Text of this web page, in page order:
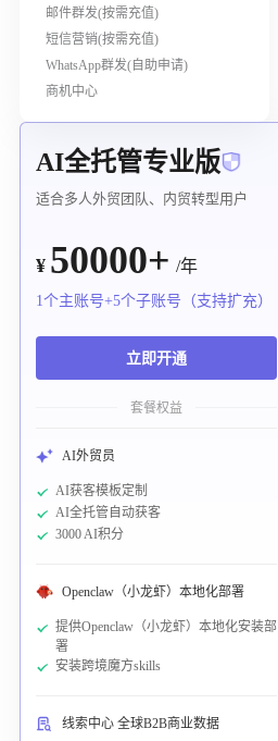
邮件群发(按需充值)
短信营销(按需充值)
WhatsApp群发(自助申请)
商机中心
AI全托管专业版
适合多人外贸团队、内贸转型用户
¥ 50000+ /年
1个主账号+5个子账号（支持扩充）
立即开通
套餐权益
AI外贸员
AI获客模板定制
AI全托管自动获客
3000 AI积分
Openclaw（小龙虾）本地化部署
提供Openclaw（小龙虾）本地化安装部
署
安装跨境魔方skills
线索中心 全球B2B商业数据